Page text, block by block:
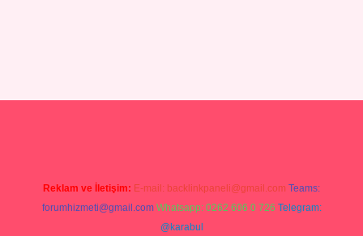
Reklam ve İletişim: E-mail: backlinkpaneli@gmail.com Teams:
forumhizmeti@gmail.com Whatsapp: 0262 606 0 726 Telegram:
@karabul